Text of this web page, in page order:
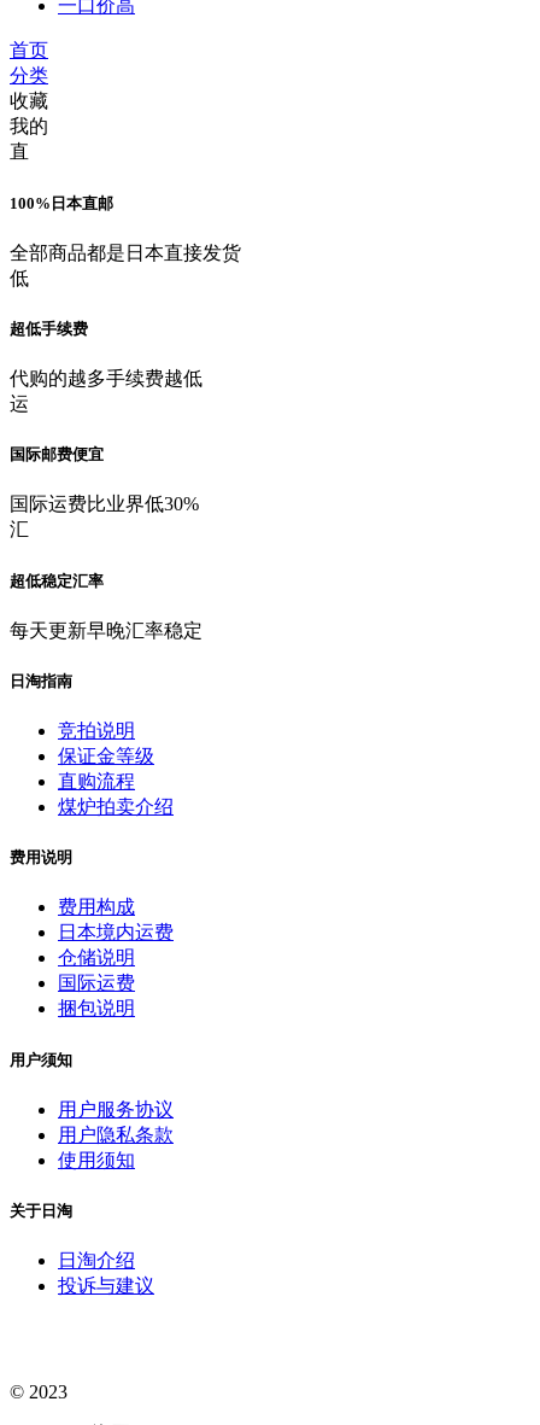
一口价高
首页
分类
收藏
我的
直
100%日本直邮
全部商品都是日本直接发货
低
超低手续费
代购的越多手续费越低
运
国际邮费便宜
国际运费比业界低30%
汇
超低稳定汇率
每天更新早晚汇率稳定
日淘指南
竞拍说明
保证金等级
直购流程
煤炉拍卖介绍
费用说明
费用构成
日本境内运费
仓储说明
国际运费
捆包说明
用户须知
用户服务协议
用户隐私条款
使用须知
关于日淘
日淘介绍
投诉与建议
© 2023